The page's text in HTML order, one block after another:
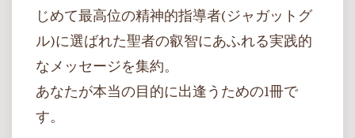
じめて最高位の精神的指導者(ジャガットグ
ル)に選ばれた聖者の叡智にあふれる実践的
なメッセージを集約。
あなたが本当の目的に出逢うための1冊で
す。